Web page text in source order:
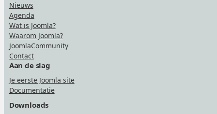
Nieuws
Agenda
Wat is Joomla?
Waarom Joomla?
JoomlaCommunity
Contact
Aan de slag
Je eerste Joomla site
Documentatie
Downloads